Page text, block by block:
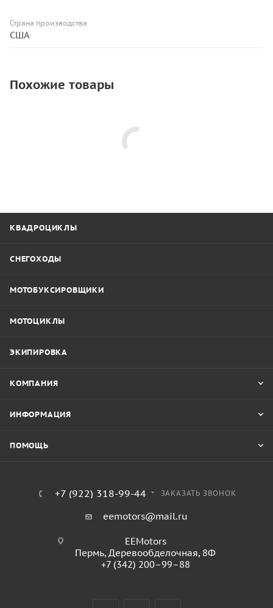
Страна производства
США
Похожие товары
КВАДРОЦИКЛЫ
СНЕГОХОДЫ
МОТОБУКСИРОВЩИКИ
МОТОЦИКЛЫ
ЭКИПИРОВКА
КОМПАНИЯ
ИНФОРМАЦИЯ
ПОМОЩЬ
+7 (922) 318-99-44 ЗАКАЗАТЬ ЗВОНОК
eemotors@mail.ru
EEMotors
Пермь, Деревообделочная, 8Ф
+7 (342) 200–99–88